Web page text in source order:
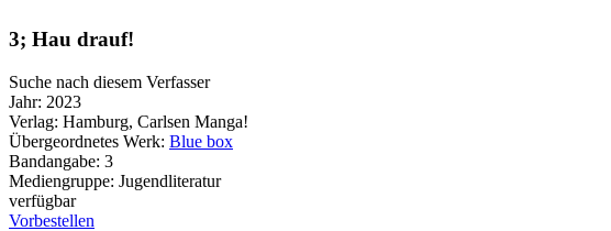
3; Hau drauf!
Suche nach diesem Verfasser
Jahr: 2023
Verlag: Hamburg, Carlsen Manga!
Übergeordnetes Werk: Blue box
Bandangabe: 3
Mediengruppe: Jugendliteratur
verfügbar
Vorbestellen